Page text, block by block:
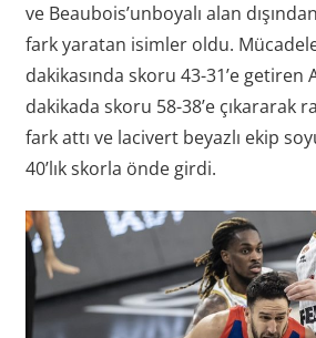
ve Beaubois’unboyalı alan
fark yaratan isimler oldu.
dakikasında skoru 43-31’e getiren
dakikada skoru 58-38’e çıkararak
fark attı ve lacivert beyazlı ekip
40’lık skorla önde girdi.